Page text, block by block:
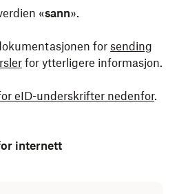
«sann».
for sending
for ytterligere informasjon.
eID-underskrifter nedenfor.
internett